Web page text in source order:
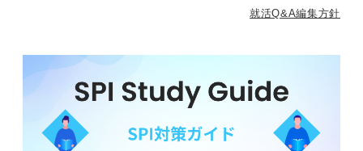
就活Q&A編集方針